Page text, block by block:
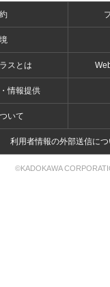
スとは
情報提供
いて
利用者情報の外部送信につ
©KADOKAWA